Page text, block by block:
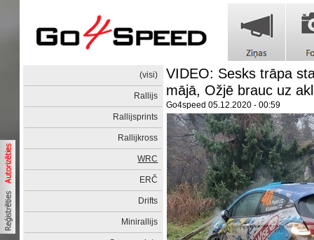
(visi)
Rallijs
Rallijsprints
Rallijkross
WRC
ERČ
Drifts
Minirallijs
VIDEO: Sesks trāpa
mājā, Ožjē brauc uz
Go4speed 05.12.2020 - 00:59